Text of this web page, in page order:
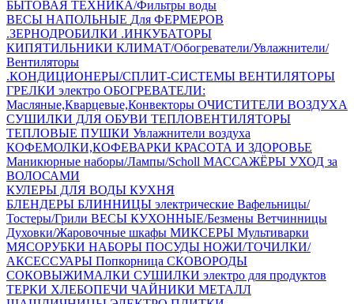
БЫТОВАЯ ТЕХНИКА/Фильтры воды
ВЕСЫ НАПОЛЬНЫЕ Для ФЕРМЕРОВ
.ЗЕРНОДРОБИЛКИ .ИНКУБАТОРЫ
КИПЯТИЛЬНИКИ КЛИМАТ/Обогреватели/Увлажнители/
Вентиляторы
.КОНДИЦИОНЕРЫ/СПЛИТ-СИСТЕМЫ ВЕНТИЛЯТОРЫ
ГРЕЛКИ электро ОБОГРЕВАТЕЛИ:
Масляные,Кварцевые,Конвекторы ОЧИСТИТЕЛИ ВОЗДУХА
СУШИЛКИ ДЛЯ ОБУВИ ТЕПЛОВЕНТИЛЯТОРЫ
ТЕПЛОВЫЕ ПУШКИ Увлажнители воздуха
КОФЕМОЛКИ,КОФЕВАРКИ КРАСОТА И ЗДОРОВЬЕ
Маникюрные наборы/Лампы/Scholl МАССАЖЁРЫ УХОД за
ВОЛОСАМИ
КУЛЕРЫ ДЛЯ ВОДЫ КУХНЯ
БЛЕНДЕРЫ БЛИННИЦЫ электрические Вафельницы/
Тостеры/Грили ВЕСЫ КУХОННЫЕ/Безмены Ветчинницы
Духовки/Жаровочные шкафы МИКСЕРЫ Мультиварки
МЯСОРУБКИ НАБОРЫ ПОСУДЫ НОЖИ/ТОЧИЛКИ/
АКСЕССУАРЫ Попкорница СКОВОРОДЫ
СОКОВЫЖИМАЛКИ СУШИЛКИ электро для продуктов
ТЕРКИ ХЛЕБОПЕЧИ ЧАЙНИКИ МЕТАЛЛ